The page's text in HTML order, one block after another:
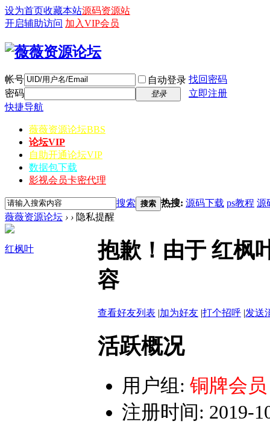
设为首页收藏本站源码资源站
开启辅助访问 加入VIP会员
帐号 自动登录 找回密码
密码
登录
立即注册
快捷导航
薇薇资源论坛BBS
论坛VIP
自助开通论坛VIP
数据包下载
影视会员卡密代理
搜索 搜索 热搜: 源码下载 ps教程 源
薇薇资源论坛 › › 隐私提醒
红枫叶
抱歉！由于 红枫
容
查看好友列表 |加为好友 |打个招呼 |发送
活跃概况
用户组: 铜牌会员
注册时间: 2019-